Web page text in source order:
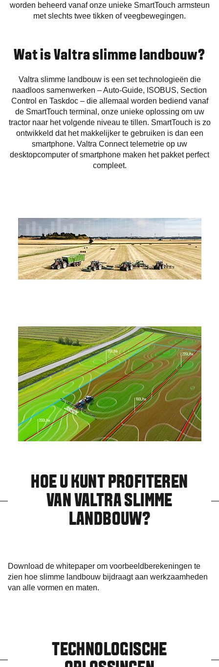
worden beheerd vanaf onze unieke SmartTouch armsteun
met slechts twee tikken of veegbewegingen.
Wat is Valtra slimme landbouw?
Valtra slimme landbouw is een set technologieën die
naadloos samenwerken – Auto-Guide, ISOBUS, Section
Control en Taskdoc – die allemaal worden bediend vanaf
de SmartTouch terminal, onze unieke oplossing om uw
tractor naar het volgende niveau te tillen. SmartTouch is zo
ontwikkeld dat het makkelijker te gebruiken is dan een
smartphone. Valtra Connect telemetrie op uw
desktopcomputer of smartphone maken het pakket perfect
compleet.
HOE U KUNT PROFITEREN
VAN VALTRA SLIMME
LANDBOUW?
Download de whitepaper om voorbeeldberekeningen te
zien hoe slimme landbouw bijdraagt aan werkzaamheden
van alle vormen en maten.
TECHNOLOGISCHE